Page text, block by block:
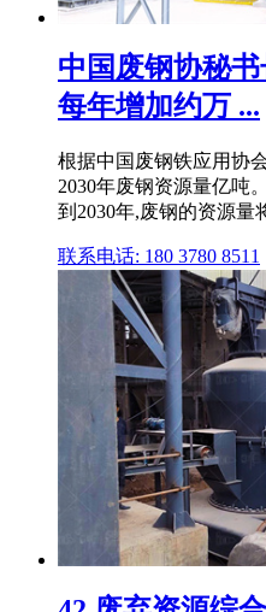
中国废钢协秘
每年增加约万 ...
根据中国废钢铁应用协
2030年废钢资源量亿吨
到2030年,废钢的资源量
联系电话: 180 3780 8511